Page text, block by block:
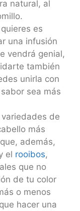
natural, al
es
una infusión
vendrá genial,
también
unirla con
sea más
de
más
además,
el rooibos,
que no
de tu color
o menos
hacer una